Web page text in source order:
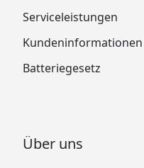
Serviceleistungen
Kundeninformationen
Batteriegesetz
Über uns